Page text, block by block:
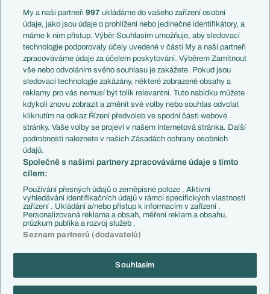
Témata
Představení týmů MS
EuroSkauting
PL v kostce
Evropské koeficienty
Přestupy
Přestupové spekulace
Zranění
Kluby
Arsenal FC
Chelsea FC
Manchester United
AC Milán
Juventus FC
Bayern Mnichov
FC Barcelona
Real Madrid
Francie
Itálie
Německo
Španělsko
Argentina
Brazílie
Přestupy
Zápasy
Livescore
Tipovací soutěž
Copyright © 2001-2026 EuroFotbal.cz. Využíváme zpravodajství ČTK.
My a naši partneři997 ukládáme do vašeho zařízení osobní
údaje, jako jsou údaje o prohlížení nebo jedinečné identifikátory, a
máme k nim přístup. Výběr Souhlasím umožňuje, aby sledovací
technologie podporovaly účely uvedené v části My a naši partneři
zpracováváme údaje za účelem poskytování. Výběrem Zamítnout
vše nebo odvoláním svého souhlasu je zakážete. Pokud jsou
sledovací technologie zakázány, některé zobrazené obsahy a
reklamy pro vás nemusí být tolik relevantní. Tuto nabídku můžete
kdykoli znovu zobrazit a změnit své volby nebo souhlas odvolat
kliknutím na odkaz Řízení předvoleb ve spodní části webové
stránky. Vaše volby se projeví v našem Internetová stránka. Další
podrobnosti naleznete v našich Zásadách ochrany osobních
údajů.
Společně s našimi partnery zpracováváme údaje s tímto
cílem:
Používání přesných údajů o zeměpisné poloze . Aktivní
vyhledávání identifikačních údajů v rámci specifických vlastností
zařízení . Ukládání a/nebo přístup k informacím v zařízení .
Personalizovaná reklama a obsah, měření reklam a obsahu,
průzkum publika a rozvoj služeb .
Seznam partnerů (dodavatelů)
Souhlasím